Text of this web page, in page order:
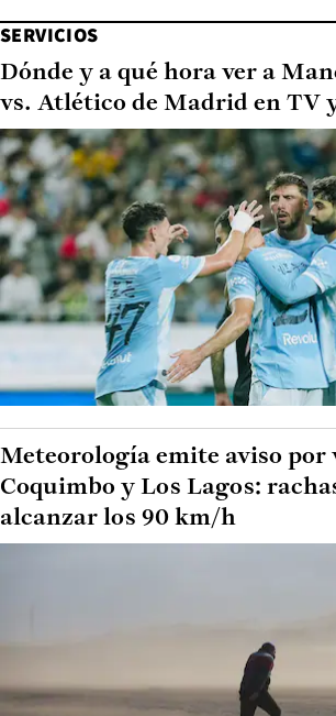
SERVICIOS
Dónde y a qué hora ver a
vs. Atlético de Madrid en TV
Meteorología emite aviso por
Coquimbo y Los Lagos:
alcanzar los 90 km/h